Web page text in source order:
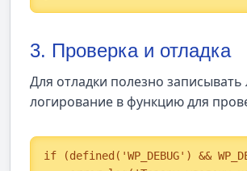
3. Проверка и отладка
Для отладки полезно
логирование в функцию для
if (defined('WP_DEBUG') &&